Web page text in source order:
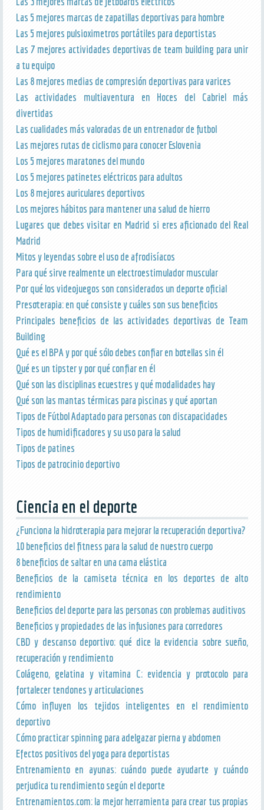
Las 5 mejores marcas de zapatillas deportivas para hombre
Las 5 mejores pulsioximetros portátiles para deportistas
Las 7 mejores actividades deportivas de team building para unir
a tu equipo
Las 8 mejores medias de compresión deportivas para varices
Las actividades multiaventura en Hoces del Cabriel más
divertidas
Las cualidades más valoradas de un entrenador de futbol
Las mejores rutas de ciclismo para conocer Eslovenia
Los 5 mejores maratones del mundo
Los 5 mejores patinetes eléctricos para adultos
Los 8 mejores auriculares deportivos
Los mejores hábitos para mantener una salud de hierro
Lugares que debes visitar en Madrid si eres aficionado del Real
Madrid
Mitos y leyendas sobre el uso de afrodisíacos
Para qué sirve realmente un electroestimulador muscular
Por qué los videojuegos son considerados un deporte oficial
Presoterapia: en qué consiste y cuáles son sus beneficios
Principales beneficios de las actividades deportivas de Team
Building
Qué es el BPA y por qué sólo debes confiar en botellas sin él
Qué es un tipster y por qué confiar en él
Qué son las disciplinas ecuestres y qué modalidades hay
Qué son las mantas térmicas para piscinas y qué aportan
Tipos de Fútbol Adaptado para personas con discapacidades
Tipos de humidificadores y su uso para la salud
Tipos de patines
Tipos de patrocinio deportivo
Ciencia en el deporte
¿Funciona la hidroterapia para mejorar la recuperación deportiva?
10 beneficios del fitness para la salud de nuestro cuerpo
8 beneficios de saltar en una cama elástica
Beneficios de la camiseta técnica en los deportes de alto
rendimiento
Beneficios del deporte para las personas con problemas auditivos
Beneficios y propiedades de las infusiones para corredores
CBD y descanso deportivo: qué dice la evidencia sobre sueño,
recuperación y rendimiento
Colágeno, gelatina y vitamina C: evidencia y protocolo para
fortalecer tendones y articulaciones
Cómo influyen los tejidos inteligentes en el rendimiento
deportivo
Cómo practicar spinning para adelgazar pierna y abdomen
Efectos positivos del yoga para deportistas
Entrenamiento en ayunas: cuándo puede ayudarte y cuándo
perjudica tu rendimiento según el deporte
Entrenamientos.com: la mejor herramienta para crear tus propias